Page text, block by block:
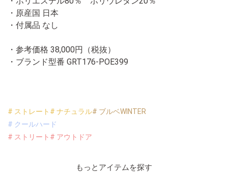
・原産国 日本
・付属品 なし
・参考価格 38,000円（税抜）
・ブランド型番 GRT176-POE399
# ストレート # ナチュラル# ブルベWINTER
# クールハード
# ストリート # アウトドア
もっとアイテムを探す